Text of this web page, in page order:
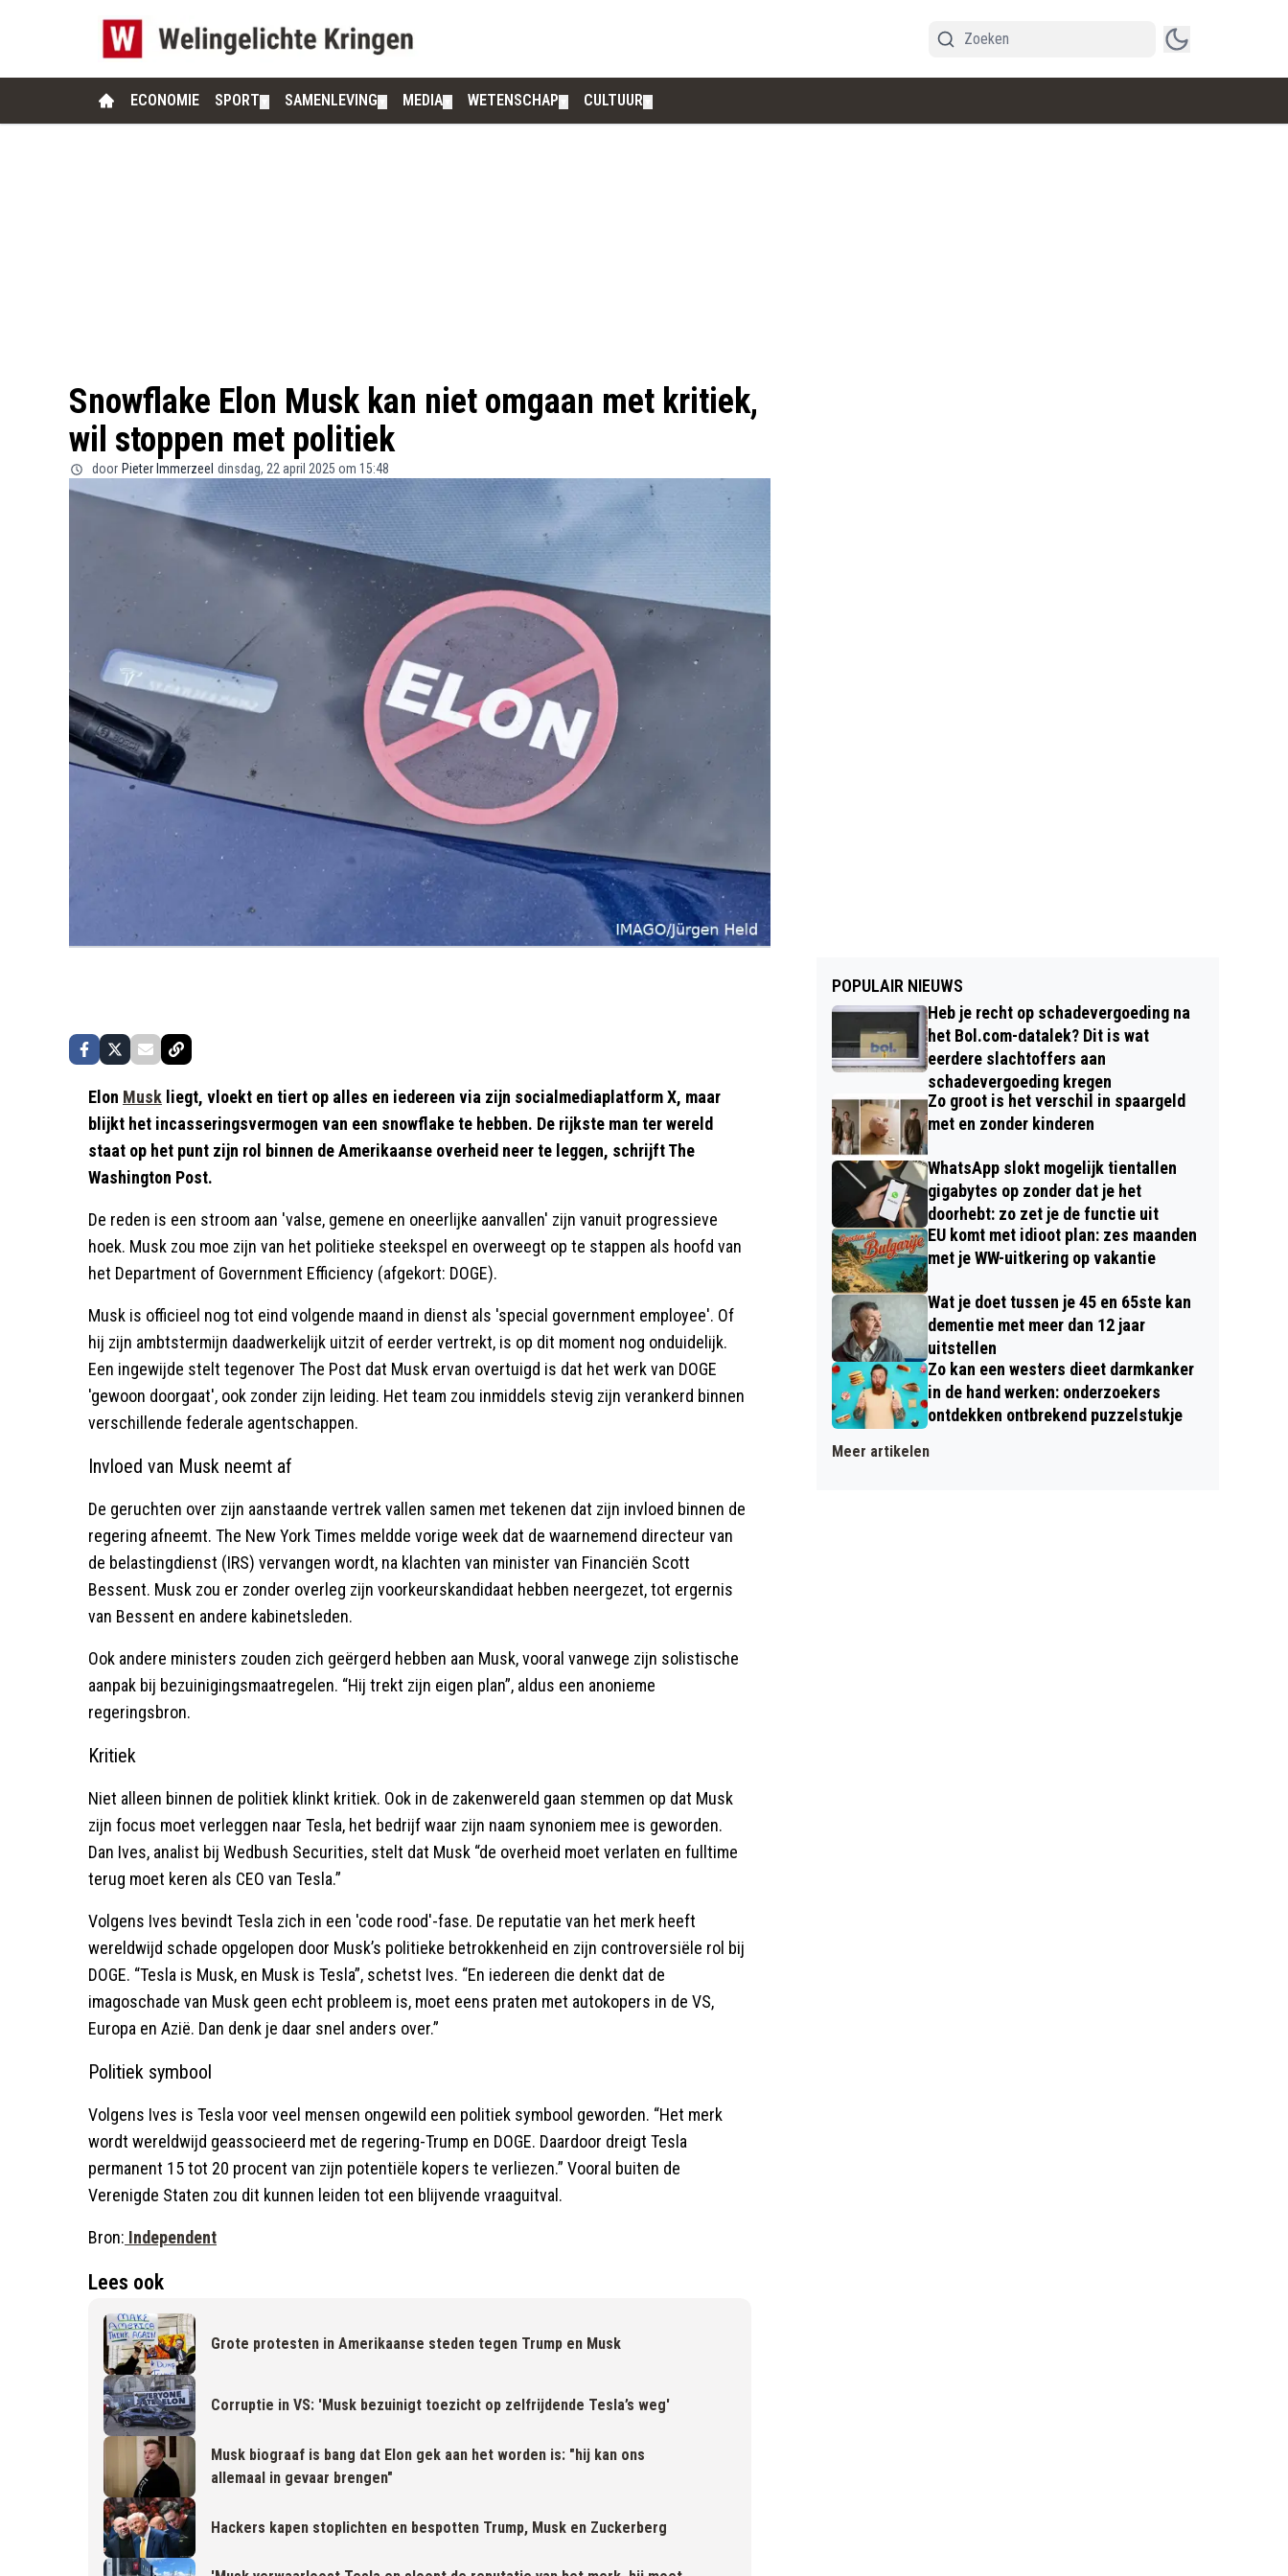
ECONOMIE SPORT SAMENLEVING MEDIA WETENSCHAP CULTUUR
Snowflake Elon Musk kan niet omgaan met kritiek,
wil stoppen met politiek
door Pieter Immerzeel dinsdag, 22 april 2025 om 15:48
Elon Musk liegt, vloekt en tiert op alles en iedereen via zijn socialmediaplatform X, maar
blijkt het incasseringsvermogen van een snowflake te hebben. De rijkste man ter wereld
staat op het punt zijn rol binnen de Amerikaanse overheid neer te leggen, schrijft The
Washington Post.
De reden is een stroom aan 'valse, gemene en oneerlijke aanvallen' zijn vanuit progressieve
hoek. Musk zou moe zijn van het politieke steekspel en overweegt op te stappen als hoofd van
het Department of Government Efficiency (afgekort: DOGE).
Musk is officieel nog tot eind volgende maand in dienst als 'special government employee'. Of
hij zijn ambtstermijn daadwerkelijk uitzit of eerder vertrekt, is op dit moment nog onduidelijk.
Een ingewijde stelt tegenover The Post dat Musk ervan overtuigd is dat het werk van DOGE
'gewoon doorgaat', ook zonder zijn leiding. Het team zou inmiddels stevig zijn verankerd binnen
verschillende federale agentschappen.
Invloed van Musk neemt af
De geruchten over zijn aanstaande vertrek vallen samen met tekenen dat zijn invloed binnen de
regering afneemt. The New York Times meldde vorige week dat de waarnemend directeur van
de belastingdienst (IRS) vervangen wordt, na klachten van minister van Financiën Scott
Bessent. Musk zou er zonder overleg zijn voorkeurskandidaat hebben neergezet, tot ergernis
van Bessent en andere kabinetsleden.
Ook andere ministers zouden zich geërgerd hebben aan Musk, vooral vanwege zijn solistische
aanpak bij bezuinigingsmaatregelen. “Hij trekt zijn eigen plan”, aldus een anonieme
regeringsbron.
Kritiek
Niet alleen binnen de politiek klinkt kritiek. Ook in de zakenwereld gaan stemmen op dat Musk
zijn focus moet verleggen naar Tesla, het bedrijf waar zijn naam synoniem mee is geworden.
Dan Ives, analist bij Wedbush Securities, stelt dat Musk “de overheid moet verlaten en fulltime
terug moet keren als CEO van Tesla.”
Volgens Ives bevindt Tesla zich in een 'code rood'-fase. De reputatie van het merk heeft
wereldwijd schade opgelopen door Musk’s politieke betrokkenheid en zijn controversiële rol bij
DOGE. “Tesla is Musk, en Musk is Tesla”, schetst Ives. “En iedereen die denkt dat de
imagoschade van Musk geen echt probleem is, moet eens praten met autokopers in de VS,
Europa en Azië. Dan denk je daar snel anders over.”
Politiek symbool
Volgens Ives is Tesla voor veel mensen ongewild een politiek symbool geworden. “Het merk
wordt wereldwijd geassocieerd met de regering-Trump en DOGE. Daardoor dreigt Tesla
permanent 15 tot 20 procent van zijn potentiële kopers te verliezen.” Vooral buiten de
Verenigde Staten zou dit kunnen leiden tot een blijvende vraaguitval.
Bron: Independent
Lees ook
Grote protesten in Amerikaanse steden tegen Trump en Musk
Corruptie in VS: 'Musk bezuinigt toezicht op zelfrijdende Tesla’s weg'
Musk biograaf is bang dat Elon gek aan het worden is: "hij kan ons
allemaal in gevaar brengen"
Hackers kapen stoplichten en bespotten Trump, Musk en Zuckerberg
POPULAIR NIEUWS
Heb je recht op schadevergoeding na
het Bol.com-datalek? Dit is wat
eerdere slachtoffers aan
schadevergoeding kregen
Zo groot is het verschil in spaargeld
met en zonder kinderen
WhatsApp slokt mogelijk tientallen
gigabytes op zonder dat je het
doorhebt: zo zet je de functie uit
EU komt met idioot plan: zes maanden
met je WW-uitkering op vakantie
Wat je doet tussen je 45 en 65ste kan
dementie met meer dan 12 jaar
uitstellen
Zo kan een westers dieet darmkanker
in de hand werken: onderzoekers
ontdekken ontbrekend puzzelstukje
Meer artikelen